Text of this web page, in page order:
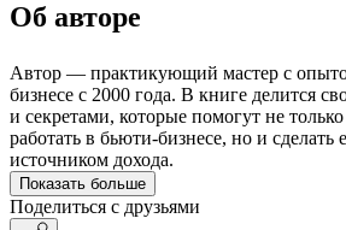
Об авторе
Автор — практикующий мастер с
бизнесе с 2000 года. В книге делится
и секретами, которые помогут не
работать в бьюти-бизнесе, но и сделать
источником дохода.
Показать больше
Поделиться с друзьями